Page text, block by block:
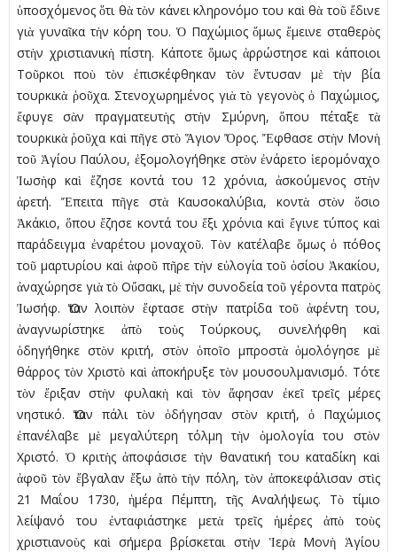
ὑποσχόμενος ὅτι θὰ τὸν κάνει κληρονόμο του καὶ θὰ τοῦ ἔδινε
γιὰ γυναῖκα τὴν κόρη του. Ὁ Παχώμιος ὅμως ἔμεινε σταθερὸς
στὴν χριστιανικὴ πίστη. Κάποτε ὅμως ἀρρώστησε καὶ κάποιοι
Τοῦρκοι ποὺ τὸν ἐπισκέφθηκαν τὸν ἔντυσαν μὲ τὴν βία
τουρκικὰ ῥοῦχα. Στενοχωρημένος γιὰ τὸ γεγονὸς ὁ Παχώμιος,
ἔφυγε σὰν πραγματευτὴς στὴν Σμύρνη, ὅπου πέταξε τὰ
τουρκικὰ ῥοῦχα καὶ πῆγε στὸ Ἅγιον Ὄρος. Ἔφθασε στὴν Μονὴ
τοῦ Ἁγίου Παύλου, ἐξομολογήθηκε στὸν ἐνάρετο ἱερομόναχο
Ἰωσὴφ καὶ ἔζησε κοντά του 12 χρόνια, ἀσκούμενος στὴν
ἀρετή. Ἔπειτα πῆγε στὰ Καυσοκαλύβια, κοντὰ στὸν ὅσιο
Ἀκάκιο, ὅπου ἔζησε κοντά του ἕξι χρόνια καὶ ἔγινε τύπος καὶ
παράδειγμα ἐναρέτου μοναχοῦ. Τὸν κατέλαβε ὅμως ὁ πόθος
τοῦ μαρτυρίου καὶ ἀφοῦ πῆρε τὴν εὐλογία τοῦ ὁσίου Ἀκακίου,
ἀναχώρησε γιὰ τὸ Οὔσακι, μὲ τὴν συνοδεία τοῦ γέροντα πατρὸς
Ἰωσήφ. Ὅταν λοιπὸν ἔφτασε στὴν πατρίδα τοῦ ἀφέντη του,
ἀναγνωρίστηκε ἀπὸ τοὺς Τούρκους, συνελήφθη καὶ
ὁδηγήθηκε στὸν κριτή, στὸν ὁποῖο μπροστὰ ὁμολόγησε μὲ
θάρρος τὸν Χριστὸ καὶ ἀποκήρυξε τὸν μουσουλμανισμό. Τότε
τὸν ἔριξαν στὴν φυλακὴ καὶ τὸν ἄφησαν ἐκεῖ τρεῖς μέρες
νηστικό. Ὅταν πάλι τὸν ὁδήγησαν στὸν κριτή, ὁ Παχώμιος
ἐπανέλαβε μὲ μεγαλύτερη τόλμη τὴν ὁμολογία του στὸν
Χριστό. Ὁ κριτὴς ἀποφάσισε τὴν θανατική του καταδίκη καὶ
ἀφοῦ τὸν ἔβγαλαν ἔξω ἀπὸ τὴν πόλη, τὸν ἀποκεφάλισαν στὶς
21 Μαΐου 1730, ἡμέρα Πέμπτη, τῆς Αναλήψεως. Τὸ τίμιο
λείψανό του ἐνταφιάστηκε μετὰ τρεῖς ἡμέρες ἀπὸ τοὺς
χριστιανοὺς καὶ σήμερα βρίσκεται στὴν Ἱερὰ Μονὴ Ἁγίου